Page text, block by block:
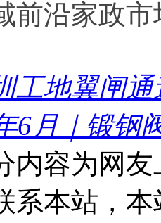
前沿家政
工地翼闸
6月｜锻钢
内容为网
系本站，